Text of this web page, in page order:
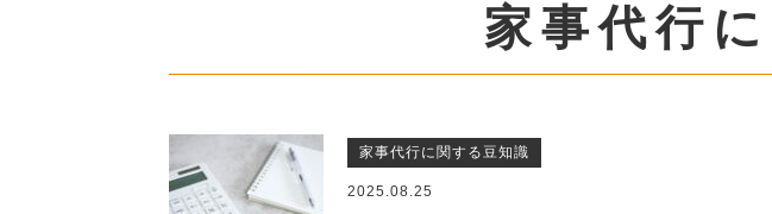
家事代行
家事代行に関する豆知識
2025.08.25